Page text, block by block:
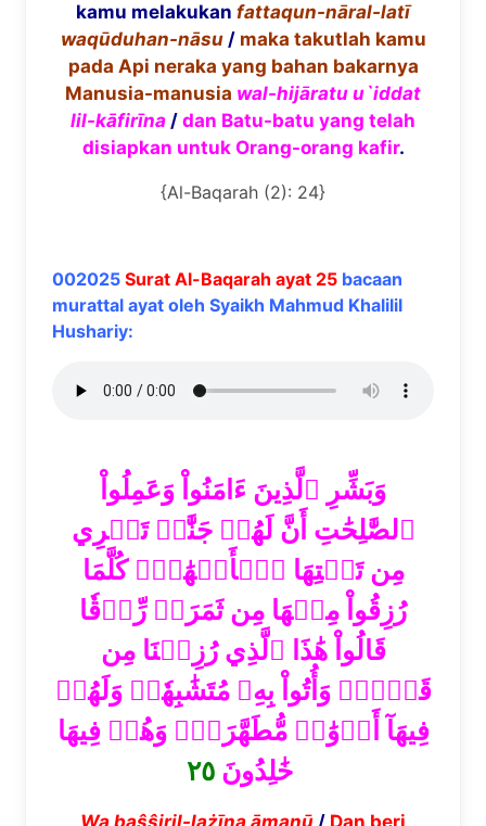
kamu melakukan fattaqun-nāral-latī
waqūduhan-nāsu/ maka takutlah kamu
pada Api neraka yang bahan bakarnya
Manusia-manusia wal-hijāratu u`iddat
lil-kāfirīna / dan Batu-batu yang telah
disiapkan untuk Orang-orang kafir.
{Al-Baqarah (2): 24}
002025 Surat Al-Baqarah ayat 25 bacaan
murattal ayat oleh Syaikh Mahmud Khalilil
Hushariy:
وَبَشِّرِ ٱلَّذِينَ ءَامَنُواْ وَعَمِلُواْ
ٱلصَّٰلِحَٰتِ أَنَّ لَهُمۡ جَنَّٰتٖ تَجۡرِي
مِن تَحۡتِهَا ٱلۡأَنۡهَٰرُۖ كُلَّمَا
رُزِقُواْ مِنۡهَا مِن ثَمَرَةٖ رِّزۡقٗا
قَالُواْ هَٰذَا ٱلَّذِي رُزِقۡنَا مِن
قَبۡلُۖ وَأُتُواْ بِهِۦ مُتَشَٰبِهٗاۖ وَلَهُمۡ
فِيهَآ أَزۡوَٰجٞ مُّطَهَّرَةٞۖ وَهُمۡ فِيهَا
خَٰلِدُونَ٢٥
Wa baŝŝiril-lażīna āmanū / Dan beri